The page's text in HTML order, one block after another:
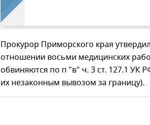
Прокурор Приморского края
отношении восьми медицинских
обвиняются по п "в" ч. 3 ст. 127.1 УК
их незаконным вывозом за границу).